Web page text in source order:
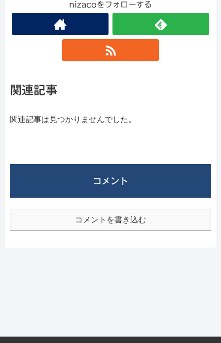
nizacoをフォローする
関連記事
関連記事は見つかりませんでした。
コメント
コメントを書き込む